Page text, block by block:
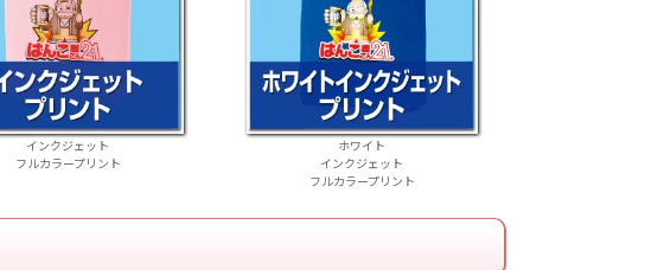
インクジェット
フルカラープリント
ホワイト
インクジェット
フルカラープリント